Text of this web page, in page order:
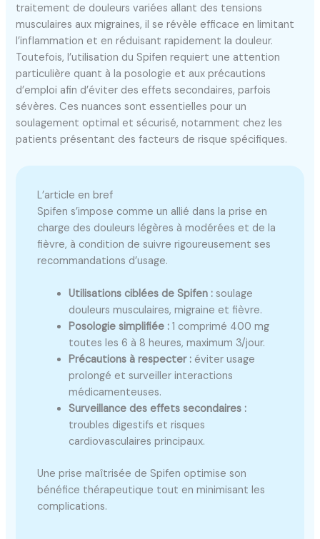
traitement de douleurs variées allant des tensions
musculaires aux migraines, il se révèle efficace en limitant
l’inflammation et en réduisant rapidement la douleur.
Toutefois, l’utilisation du Spifen requiert une attention
particulière quant à la posologie et aux précautions
d’emploi afin d’éviter des effets secondaires, parfois
sévères. Ces nuances sont essentielles pour un
soulagement optimal et sécurisé, notamment chez les
patients présentant des facteurs de risque spécifiques.
L’article en bref
Spifen s’impose comme un allié dans la prise en
charge des douleurs légères à modérées et de la
fièvre, à condition de suivre rigoureusement ses
recommandations d’usage.
Utilisations ciblées de Spifen : soulage
douleurs musculaires, migraine et fièvre.
Posologie simplifiée : 1 comprimé 400 mg
toutes les 6 à 8 heures, maximum 3/jour.
Précautions à respecter : éviter usage
prolongé et surveiller interactions
médicamenteuses.
Surveillance des effets secondaires :
troubles digestifs et risques
cardiovasculaires principaux.
Une prise maîtrisée de Spifen optimise son
bénéfice thérapeutique tout en minimisant les
complications.